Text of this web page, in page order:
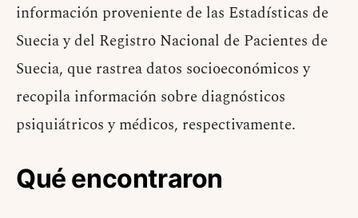
información proveniente de las Estadísticas de
Suecia y del Registro Nacional de Pacientes de
Suecia, que rastrea datos socioeconómicos y
recopila información sobre diagnósticos
psiquiátricos y médicos, respectivamente.
Qué encontraron